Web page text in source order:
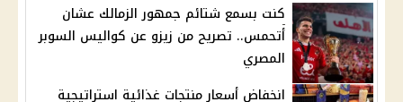
كنت بسمع شتائم جمهور الزمالك عشان
أتحمس.. تصريح من زيزو عن كواليس السوبر
المصري
انخفاض أسعار منتجات غذائية استراتيجية